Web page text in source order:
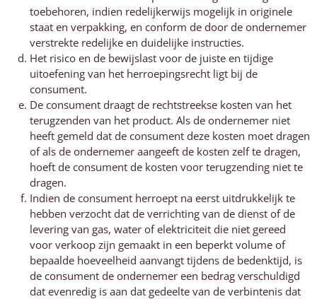
toebehoren, indien redelijkerwijs mogelijk in originele
staat en verpakking, en conform de door de ondernemer
verstrekte redelijke en duidelijke instructies.
Het risico en de bewijslast voor de juiste en tijdige
uitoefening van het herroepingsrecht ligt bij de
consument.
De consument draagt de rechtstreekse kosten van het
terugzenden van het product. Als de ondernemer niet
heeft gemeld dat de consument deze kosten moet dragen
of als de ondernemer aangeeft de kosten zelf te dragen,
hoeft de consument de kosten voor terugzending niet te
dragen.
Indien de consument herroept na eerst uitdrukkelijk te
hebben verzocht dat de verrichting van de dienst of de
levering van gas, water of elektriciteit die niet gereed
voor verkoop zijn gemaakt in een beperkt volume of
bepaalde hoeveelheid aanvangt tijdens de bedenktijd, is
de consument de ondernemer een bedrag verschuldigd
dat evenredig is aan dat gedeelte van de verbintenis dat